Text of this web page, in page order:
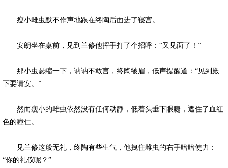
瘦小雌虫默不作声地跟在终陶后面进了寝宫。
安朗坐在桌前，见到兰修他挥手打了个招呼：“又见面了！”
那小虫瑟缩一下，讷讷不敢言，终陶皱眉，低声提醒道：“见到殿
下要请安。”
然而瘦小的雌虫依然没有任何动静，低着头垂下眼睫，遮住了血红
色的瞳仁。
见兰修这般无礼，终陶有些生气，他拽住雌虫的右手暗暗使力：
“你的礼仪呢？”